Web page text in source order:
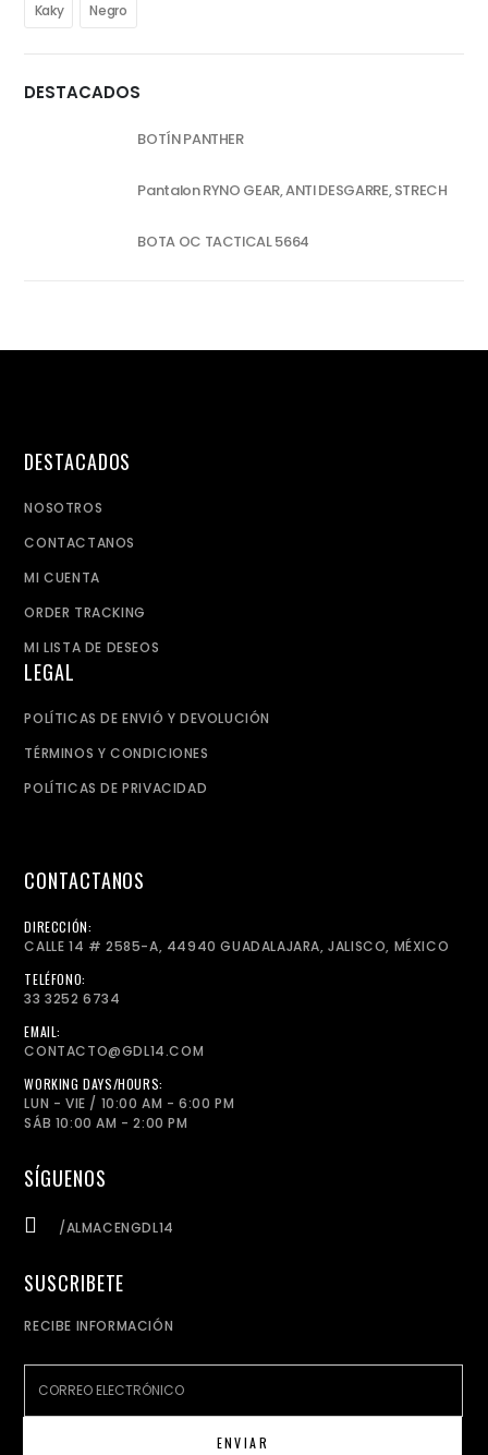
Kaky Negro
DESTACADOS
BOTÍN PANTHER
Pantalon RYNO GEAR, ANTI DESGARRE, STRECH
BOTA OC TACTICAL 5664
DESTACADOS
NOSOTROS
CONTACTANOS
MI CUENTA
ORDER TRACKING
MI LISTA DE DESEOS
LEGAL
POLÍTICAS DE ENVIÓ Y DEVOLUCIÓN
TÉRMINOS Y CONDICIONES
POLÍTICAS DE PRIVACIDAD
CONTACTANOS
DIRECCIÓN:
CALLE 14 # 2585-A, 44940 GUADALAJARA, JALISCO, MÉXICO
TELÉFONO:
33 3252 6734
EMAIL:
CONTACTO@GDL14.COM
WORKING DAYS/HOURS:
LUN - VIE / 10:00 AM - 6:00 PM
SÁB 10:00 AM - 2:00 PM
SÍGUENOS
/ALMACENGDL14
SUSCRIBETE
RECIBE INFORMACIÓN